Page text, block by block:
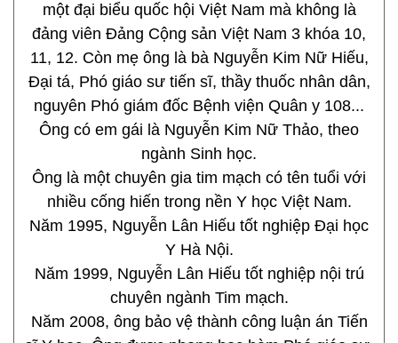
một đại biểu quốc hội Việt Nam mà không là
đảng viên Đảng Cộng sản Việt Nam 3 khóa 10,
11, 12. Còn mẹ ông là bà Nguyễn Kim Nữ Hiếu,
Đại tá, Phó giáo sư tiến sĩ, thầy thuốc nhân dân,
nguyên Phó giám đốc Bệnh viện Quân y 108...
Ông có em gái là Nguyễn Kim Nữ Thảo, theo
ngành Sinh học.
Ông là một chuyên gia tim mạch có tên tuổi với
nhiều cống hiến trong nền Y học Việt Nam.
Năm 1995, Nguyễn Lân Hiếu tốt nghiệp Đại học
Y Hà Nội.
Năm 1999, Nguyễn Lân Hiếu tốt nghiệp nội trú
chuyên ngành Tim mạch.
Năm 2008, ông bảo vệ thành công luận án Tiến